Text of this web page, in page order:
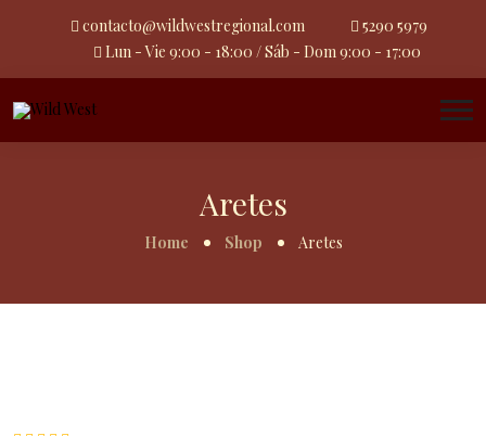
contacto@wildwestregional.com
5290 5979
Lun - Vie 9:00 - 18:00 / Sáb - Dom 9:00 - 17:00
Aretes
Home Shop Aretes